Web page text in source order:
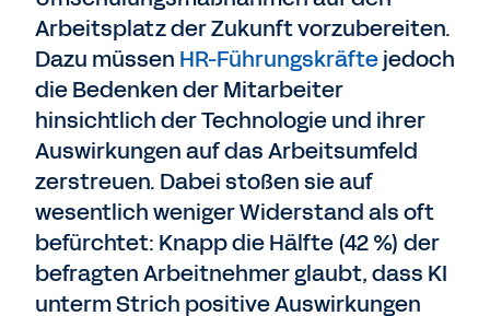
Arbeitsplatz der Zukunft vorzubereiten.
Dazu müssen HR-Führungskräftejedoch
die Bedenken der Mitarbeiter
hinsichtlich der Technologie und ihrer
Auswirkungen auf das Arbeitsumfeld
zerstreuen. Dabei stoßen sie auf
wesentlich weniger Widerstand als oft
befürchtet: Knapp die Hälfte (42 %) der
befragten Arbeitnehmer glaubt, dass KI
unterm Strich positive Auswirkungen